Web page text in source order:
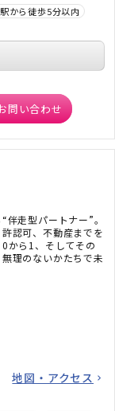
から徒歩5分以内
問い合わせ
伴走型パートナー”。
認可、不動産までを
から1、そしてその
理のないかたちで未
地図・アクセス